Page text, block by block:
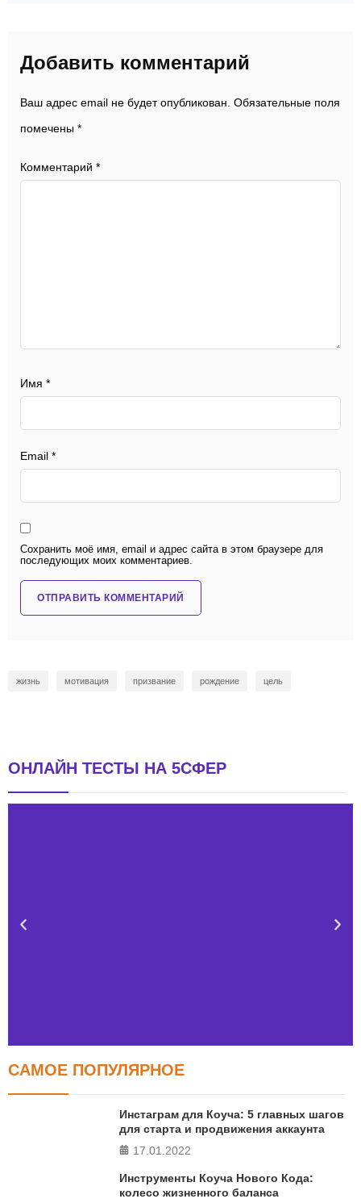
Добавить комментарий
Ваш адрес email не будет опубликован. Обязательные поля
помечены *
Комментарий *
Имя *
Email *
Сохранить моё имя, email и адрес сайта в этом браузере для
последующих моих комментариев.
жизнь мотивация призвание рождение цель
ОНЛАЙН ТЕСТЫ НА 5СФЕР
Тест FERMI
в 5 главных сферах
САМОЕ ПОПУЛЯРНОЕ
Инстаграм для Коуча: 5 главных шагов
для старта и продвижения аккаунта
17.01.2022
Инструменты Коуча Нового Кода:
колесо жизненного баланса